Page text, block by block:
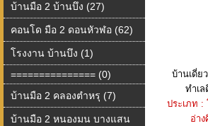
บ้านมือ 2 บ้านบึง (27)
คอนโด มือ 2 ดอนหัวฬอ (62)
โรงงาน บ้านบึง (1)
=============== (0)
บ้านมือ 2 คลองตำหรุ (7)
บ้านมือ 2 หนองมน บางแสน
บ้านเดี่ย
ทำเ
ประเภท :
อ่า